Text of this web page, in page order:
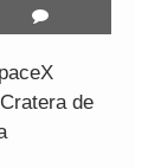
de